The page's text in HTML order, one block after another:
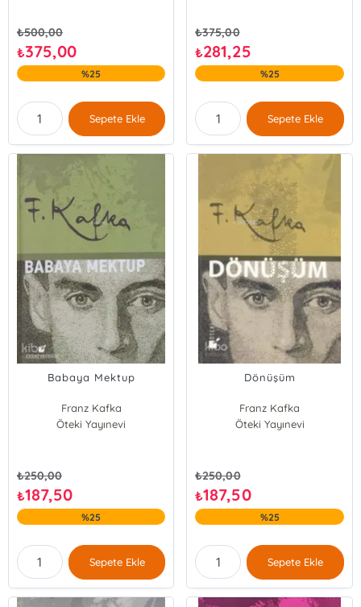
₺500,00
₺375,00
%25
Sepete Ekle
₺375,00
₺281,25
%25
Sepete Ekle
Babaya Mektup
Franz Kafka
Öteki Yayınevi
₺250,00
₺187,50
%25
Sepete Ekle
Dönüşüm
Franz Kafka
Öteki Yayınevi
₺250,00
₺187,50
%25
Sepete Ekle